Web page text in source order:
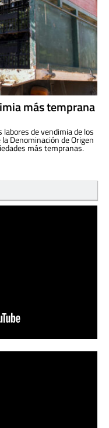
más temprana
labores de vendimia de los
Denominación de Origen
más tempranas.